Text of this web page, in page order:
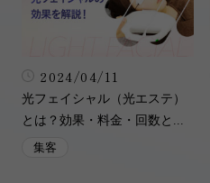
2024/04/11
光フェイシャル（光エステ）
とは？効果・料金・回数と...
集客